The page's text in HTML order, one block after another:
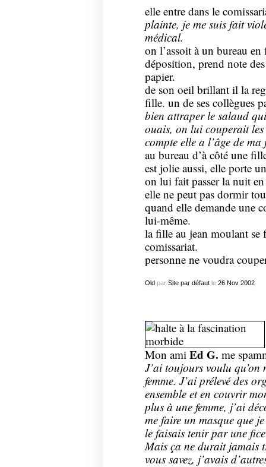
elle entre dans le
plainte, je me suis fait
médical.
on l’assoit à un bureau
déposition, prend note
papier.
de son oeil brillant il la
fille. un de ses collègues
bien attraper le salaud
ouais, on lui couperait
compte elle a l’âge de ma
au bureau d’à côté une
est jolie aussi, elle porte
on lui fait passer la nuit
elle ne peut pas dormir
quand elle demande une
lui-même.
la fille au jean moulant se
comissariat.
personne ne voudra
Oldpar Site par défautle 26 Nov 2002
Mon ami Ed G. me
J’ai toujours voulu qu’on
femme. J’ai prélevé des
ensemble et en couvrir
plus à une femme, j’ai
me faire un masque que
le faisais tenir par une
Mais ça ne durait jamais
vous savez, j’avais